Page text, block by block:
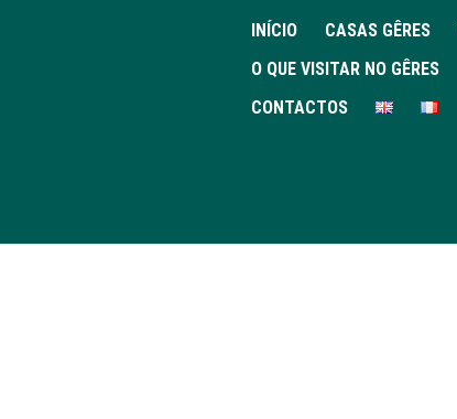
INÍCIO CASAS GÊRES
O QUE VISITAR NO GÊRES
CONTACTOS